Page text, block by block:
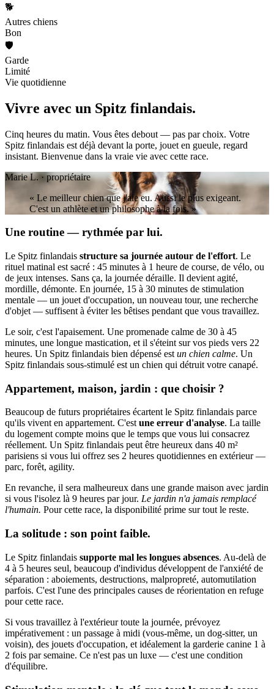
🐕
Autres chiens
Bon
🛡️
Garde
Limité
Vie quotidienne
Vivre avec un Spitz finlandais.
Cinq heures du matin. Vous êtes debout — pas par choix. Votre
Spitz finlandais est déjà devant la porte, jouet en gueule, regard
insistant. Bienvenue dans la vraie vie avec cette race.
Marie L. · propriétaire
« Le meilleur chien que j'aie eu. Aussi le plus exigeant.
C'est un athlète et un philosophe à la fois. »
Une routine — rythmée par lui.
Le Spitz finlandais structure sa journée autour de l'effort. Le
rituel matinal est sacré : 45 minutes à 1 heure de course, de vélo, ou
de jeux intenses. Sans ça, la journée déraille. Il devient agité,
mordille, démonte. En journée, 15 à 30 minutes de stimulation
mentale — un jouet d'occupation, un nouveau tour, une recherche
d'objet — suffisent à éviter les bêtises pendant que vous travaillez.
Le soir, c'est l'apaisement. Une promenade calme de 30 à 45
minutes, une longue mastication, et il s'éteint sur vos pieds vers 22
heures. Un Spitz finlandais bien dépensé est un chien calme. Un
Spitz finlandais sous-stimulé est un chien qui détruit votre canapé.
Appartement, maison, jardin : que choisir ?
Beaucoup de futurs propriétaires écartent le Spitz finlandais parce
qu'ils vivent en appartement. C'estune erreur d'analyse. La taille
du logement compte moins que le temps que vous lui consacrez
réellement. Un Spitz finlandais peut être heureux dans 40 m²
parisiens si vous lui offrez ses 2 heures quotidiennes en extérieur —
parc, forêt, agility.
En revanche, il sera malheureux dans une grande maison avec jardin
si vous l'isolez là 9 heures par jour. Le jardin n'a jamais remplacé
l'humain. Pour cette race, la disponibilité prime sur tout le reste.
La solitude : son point faible.
Le Spitz finlandais supporte mal les longues absences. Au-delà de
4 à 5 heures seul, beaucoup d'individus développent de l'anxiété de
séparation : aboiements, destructions, malpropreté, automutilation
parfois. C'est l'une des principales causes de réorientation en refuge
pour cette race.
Si vous travaillez à l'extérieur toute la journée, prévoyez
impérativement : un passage à midi (vous-même, un dog-sitter, un
voisin), des jouets d'occupation, et idéalement la garderie canine 1 à
2 fois par semaine. Ce n'est pas un luxe — c'est une condition
d'équilibre.